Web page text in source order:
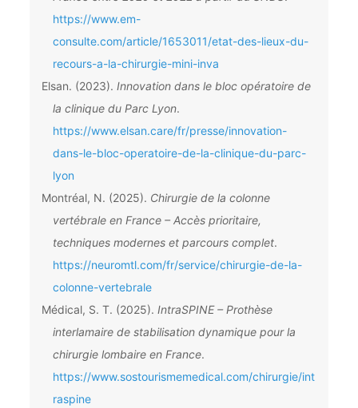
https://www.em-
consulte.com/article/1653011/etat-des-lieux-du-
recours-a-la-chirurgie-mini-inva
Elsan. (2023). Innovation dans le bloc opératoire de
la clinique du Parc Lyon.
https://www.elsan.care/fr/presse/innovation-
dans-le-bloc-operatoire-de-la-clinique-du-parc-
lyon
Montréal, N. (2025). Chirurgie de la colonne
vertébrale en France – Accès prioritaire,
techniques modernes et parcours complet.
https://neuromtl.com/fr/service/chirurgie-de-la-
colonne-vertebrale
Médical, S. T. (2025). IntraSPINE – Prothèse
interlamaire de stabilisation dynamique pour la
chirurgie lombaire en France.
https://www.sostourismemedical.com/chirurgie/int
raspine